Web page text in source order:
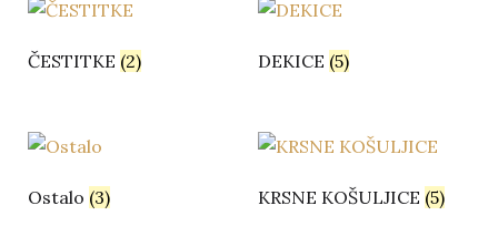
ČESTITKE (2) DEKICE (5)
Ostalo (3) KRSNE KOŠULJICE (5)